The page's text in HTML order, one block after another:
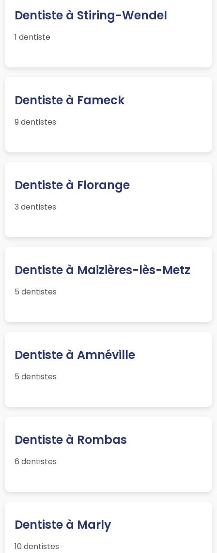
Dentiste à Stiring-Wendel
1 dentiste
Dentiste à Fameck
9 dentistes
Dentiste à Florange
3 dentistes
Dentiste à Maizières-lès-Metz
5 dentistes
Dentiste à Amnéville
5 dentistes
Dentiste à Rombas
6 dentistes
Dentiste à Marly
10 dentistes